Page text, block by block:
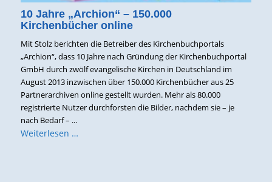
10 Jahre „Archion“ – 150.000
Kirchenbücher online
Mit Stolz berichten die Betreiber des Kirchenbuchportals
„Archion“, dass 10 Jahre nach Gründung der Kirchenbuchportal
GmbH durch zwölf evangelische Kirchen in Deutschland im
August 2013 inzwischen über 150.000 Kirchenbücher aus 25
Partnerarchiven online gestellt wurden. Mehr als 80.000
registrierte Nutzer durchforsten die Bilder, nachdem sie – je
nach Bedarf – ...
Weiterlesen …